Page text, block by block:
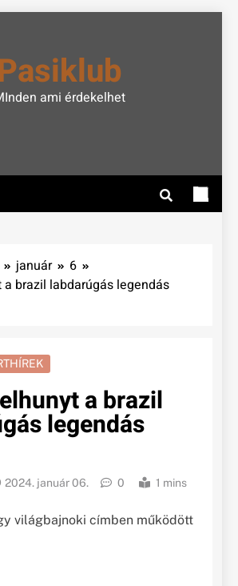
ami érdekelhet
január
6
a brazil labdarúgás legendás
a brazil
legendás
2024. január 06. 0 1 mins
világbajnoki címben működött